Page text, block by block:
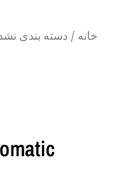
خانه / دسته بندی